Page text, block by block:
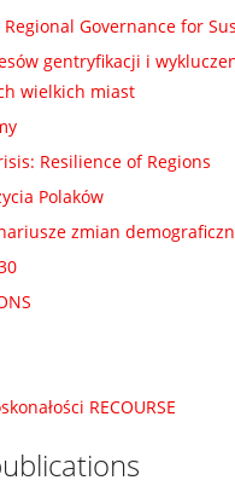
Regional Governance for
gentryfikacji i
wielkich miast
Resilience of Regions
Polaków
zmian
RECOURSE